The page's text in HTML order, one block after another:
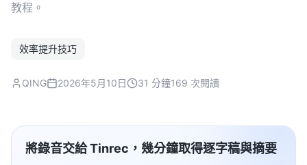
教程。
效率提升技巧
QING 2026年5月10日 31 分鐘169 次閱讀
將錄音交給 Tinrec，幾分鐘取得逐字稿與摘要